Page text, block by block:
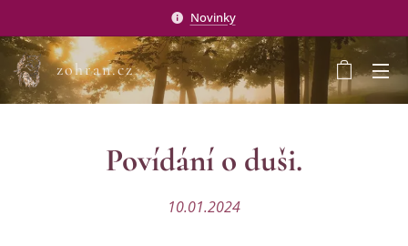
Novinky
zohran.cz
Povídání o duši.
10.01.2024